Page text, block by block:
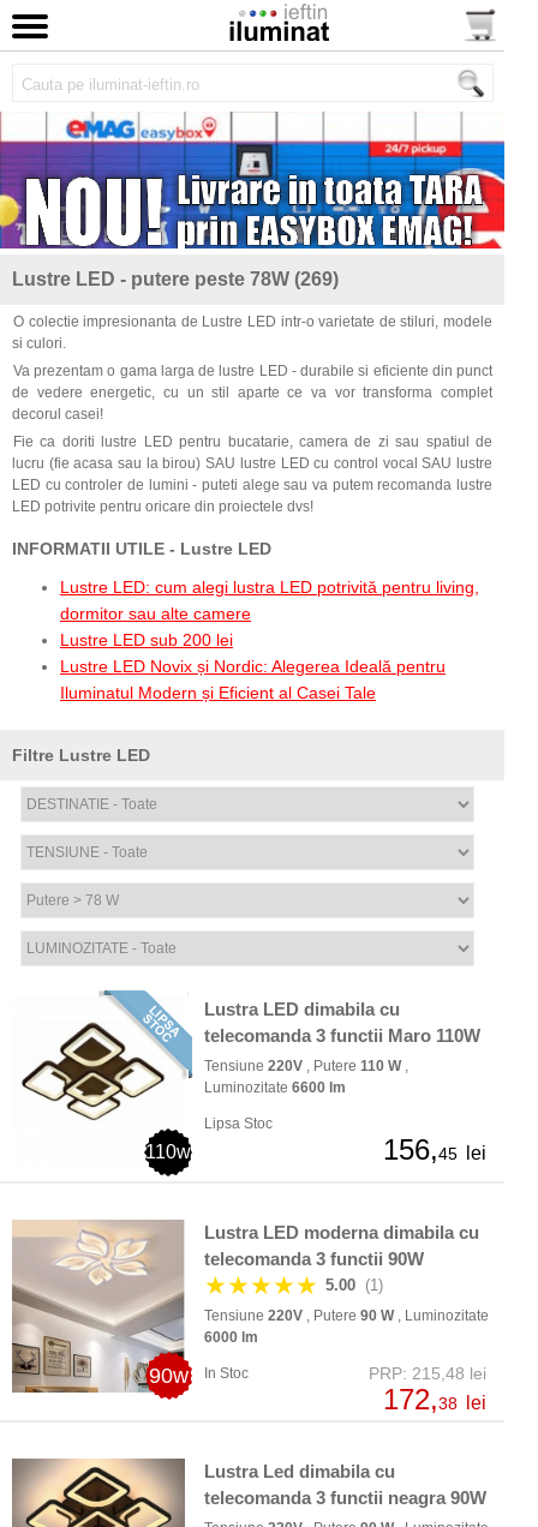
Lustre LED - putere peste 78W (269)
O colectie impresionanta de Lustre LED intr-o varietate de stiluri, modele
si culori.
Va prezentam o gama larga de lustre LED - durabile si eficiente din punct
de vedere energetic, cu un stil aparte ce va vor transforma complet
decorul casei!
Fie ca doriti lustre LED pentru bucatarie, camera de zi sau spatiul de
lucru (fie acasa sau la birou) SAU lustre LED cu control vocal SAU lustre
LED cu controler de lumini - puteti alege sau va putem recomanda lustre
LED potrivite pentru oricare din proiectele dvs!
INFORMATII UTILE - Lustre LED
Lustre LED: cum alegi lustra LED potrivită pentru living,
dormitor sau alte camere
Lustre LED sub 200 lei
Lustre LED Novix și Nordic: Alegerea Ideală pentru
Iluminatul Modern și Eficient al Casei Tale
Filtre Lustre LED
110w
Lustra LED dimabila cu
telecomanda 3 functii Maro 110W
Tensiune 220V , Putere 110 W,
Luminozitate 6600 lm
Lipsa Stoc
156,45 lei
90w
Lustra LED moderna dimabila cu
telecomanda 3 functii 90W
★★★★★ 5.00 (1)
Tensiune 220V , Putere 90 W, Luminozitate
6000 lm
In Stoc PRP: 215,48 lei
172,38 lei
Lustra Led dimabila cu
telecomanda 3 functii neagra 90W